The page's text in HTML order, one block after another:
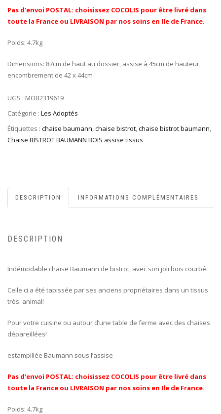
Pas d’envoi POSTAL: choisissez COCOLIS pour être livré dans
toute la France ou LIVRAISON par nos soins en Ile de France.
Poids: 4.7kg
Dimensions: 87cm de haut au dossier, assise à 45cm de hauteur,
encombrement de 42 x 44cm
UGS : MOB2319619
Catégorie : Les Adoptés
Étiquettes : chaise baumann,chaise bistrot,chaise bistrot baumann,
Chaise BISTROT BAUMANN BOIS assise tissus
DESCRIPTION INFORMATIONS COMPLÉMENTAIRES
DESCRIPTION
Indémodable chaise Baumann de bistrot, avec son joli bois courbé.
Celle ci a été tapissée par ses anciens propriétaires dans un tissus
très. animal!
Pour votre cuisine ou autour d’une table de ferme avec des chaises
dépareillées!
estampillée Baumann sous l’assise
Pas d’envoi POSTAL: choisissez COCOLIS pour être livré dans
toute la France ou LIVRAISON par nos soins en Ile de France.
Poids: 4.7kg